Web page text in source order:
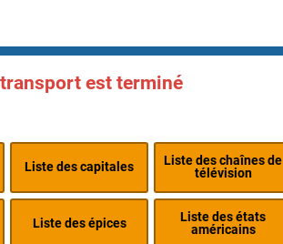
est terminé
Liste des capitales
Liste des chaînes de
télévision
Liste des épices
Liste des états
américains